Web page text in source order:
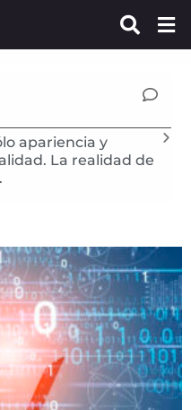
apariencia y
La realidad de